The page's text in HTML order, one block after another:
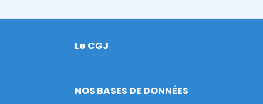
Footer
Le CGJ
NOS BASES DE DONNÉES